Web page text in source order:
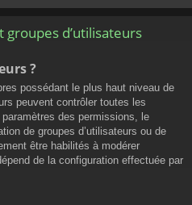
d’utilisateurs
?
possédant le plus haut niveau de
peuvent contrôler toutes les
des permissions, le
de groupes d’utilisateurs ou de
être habilités à modérer
de la configuration effectuée par